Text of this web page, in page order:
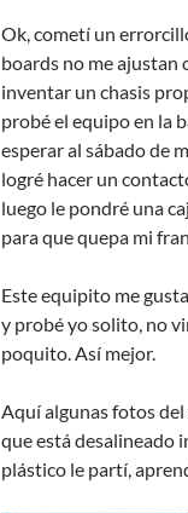
Ok, cometí un
boards no me ajustan
inventar un chasis
probé el equipo en la
esperar al sábado de
logré hacer un
luego le pondré una
para que quepa mi
Este equipito me
y probé yo solito, no
poquito. Así mejor.
Aquí algunas fotos
que está desalineado
plástico le partí,